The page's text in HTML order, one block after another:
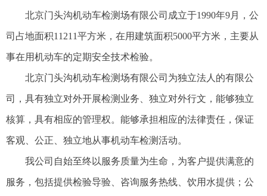
北京门头沟机动车检测场有限公司成立于1990年9月，公
司占地面积11211平方米，在用建筑面积5000平方米，主要从
事在用机动车的定期安全技术检验。
北京门头沟机动车检测场有限公司为独立法人的有限公
司，具有独立对外开展检测业务、独立对外行文，能够独立
核算，具有相应的管理权。能够承担相应的法律责任，保证
客观、公正、独立地从事机动车检测活动。
我公司自始至终以服务质量为生命，为客户提供满意的
服务，包括提供检验导验、咨询服务热线、饮用水提供；公